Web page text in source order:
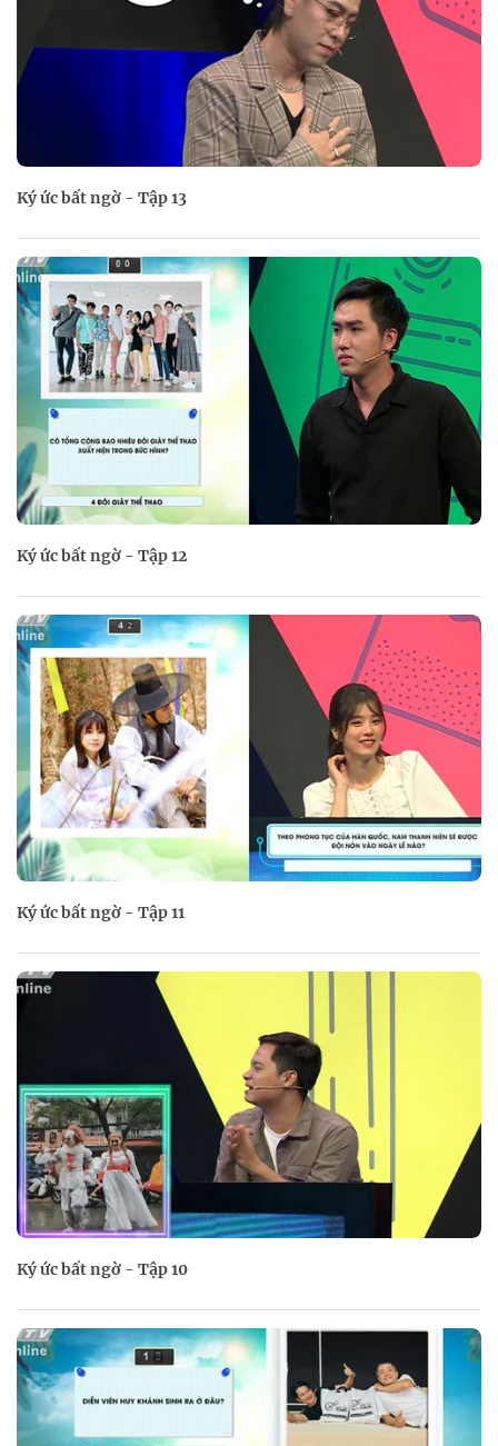
Ký ức bất ngờ - Tập 13
Ký ức bất ngờ - Tập 12
Ký ức bất ngờ - Tập 11
Ký ức bất ngờ - Tập 10